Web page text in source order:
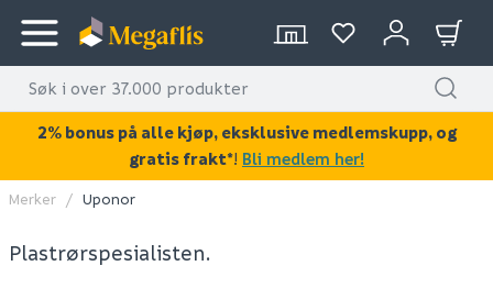
Merker Uponor
Plastrørspesialisten.
2% bonus på alle kjøp, eksklusive medlemskupp, og
gratis frakt*! Bli medlem her!